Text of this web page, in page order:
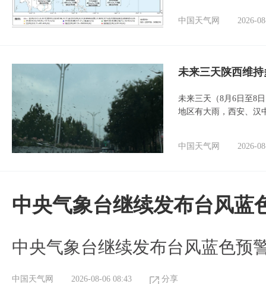
中国天气网 2026-
未来三天陕西维
未来三天（8月6日至8
地区有大雨，西安、汉
中国天气网 2026-
中央气象台继续发布台风蓝
中央气象台继续发布台风蓝色预
中国天气网 2026-08-06 08:43 分享